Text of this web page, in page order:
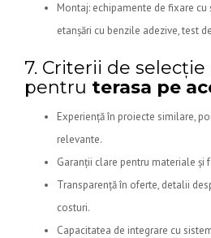
Montaj: echipamente de fixare cu
etanșări cu benzile adezive, test
7. Criterii de
pentru terasa pe
Experiență în proiecte similare,
relevante.
Garanții clare pentru materiale și
Transparență în oferte, detalii
costuri.
Capacitatea de integrare cu